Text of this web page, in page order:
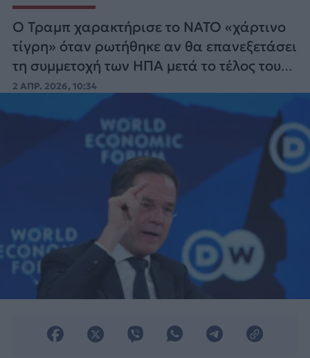
Ο Τραμπ χαρακτήρισε το NATO «χάρτινο
τίγρη» όταν ρωτήθηκε αν θα επανεξετάσει
τη συμμετοχή των ΗΠΑ μετά το τέλος του
πολέμου στο Ιράν.
2 ΑΠΡ. 2026, 10:34